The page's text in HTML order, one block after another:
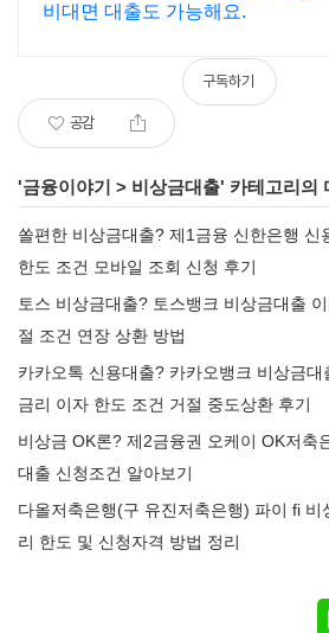
비대면 대출도 가능해요.
공감
구독하기
'금융이야기 > 비상금대출' 카테고리의
쏠편한 비상금대출? 제1금융 신한은행 신
한도 조건 모바일 조회 신청 후기
토스 비상금대출? 토스뱅크 비상금대출
절 조건 연장 상환 방법
카카오톡 신용대출? 카카오뱅크 비상금대
금리 이자 한도 조건 거절 중도상환 후기
비상금 OK론? 제2금융권 오케이 OK저축
대출 신청조건 알아보기
다올저축은행(구 유진저축은행) 파이 fi 비
리 한도 및 신청자격 방법 정리